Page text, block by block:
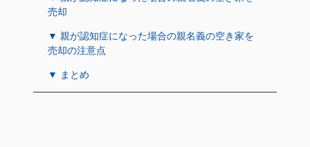
売却
▼ 親が認知症になった場合の親名義の空き家を
売却の注意点
▼ まとめ